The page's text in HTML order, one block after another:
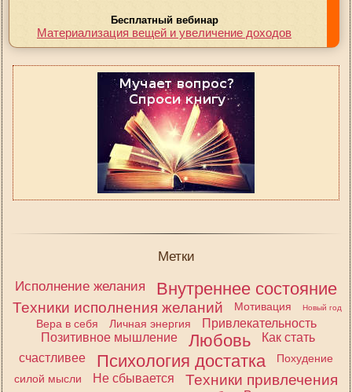
Бесплатный вебинар
Материализация вещей и увеличение доходов
Метки
Исполнение желания
Внутреннее состояние
Техники исполнения желаний Мотивация Новый год
Вера в себя Личная энергия
Привлекательность
Позитивное мышление
Любовь
Как стать
счастливее
Психология достатка
Похудение
силой мысли
Не сбывается
Техники привлечения